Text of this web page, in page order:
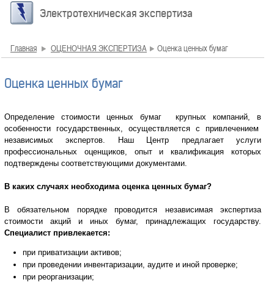
Электротехническая экспертиза
Главная ОЦЕНОЧНАЯ ЭКСПЕРТИЗА Оценка ценных бумаг
Оценка ценных бумаг
Определение стоимости ценных бумаг крупных компаний, в
особенности государственных, осуществляется с привлечением
независимых экспертов. Наш Центр предлагает услуги
профессиональных оценщиков, опыт и квалификация которых
подтверждены соответствующими документами.
В каких случаях необходима оценка ценных бумаг?
В обязательном порядке проводится независимая экспертиза
стоимости акций и иных бумаг, принадлежащих государству.
Специалист привлекается:
при приватизации активов;
при проведении инвентаризации, аудите и иной проверке;
при реорганизации;